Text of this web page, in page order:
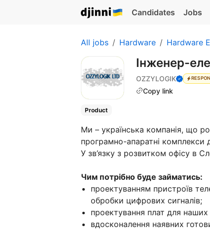
Candidates Jobs
All jobs Hardware Hardware
Інженер-
OZZYLOGIK
Copy link
Product
Ми – українська компанія, що
програмно-апаратні комплекси
У зв’язку з розвитком офісу в
Чим потрібно буде займатись:
проектуванням пристроїв
обробки цифрових сигналів;
проектування плат для наших
вдосконалення наявних